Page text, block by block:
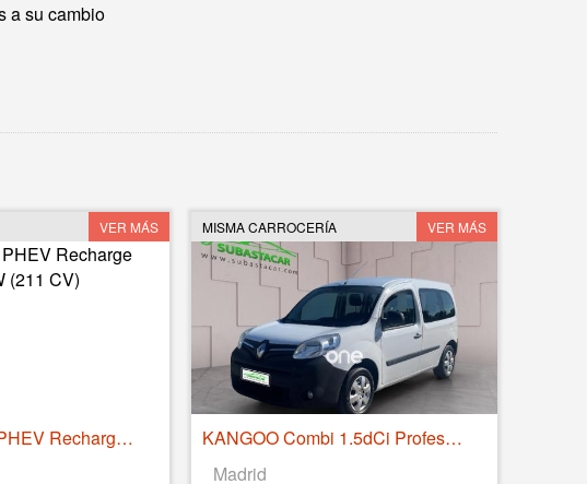
a su cambio
VER MÁS
Volvo XC40 T4 PHEV Recharge Core Auto 155 kW (211 CV)
MISMA CARROCERÍA VER MÁS
KANGOO Combi 1.5dCi Profesional M1-AF 75
Madrid